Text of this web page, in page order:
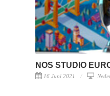
NOS STUDIO
16 Juni 2021